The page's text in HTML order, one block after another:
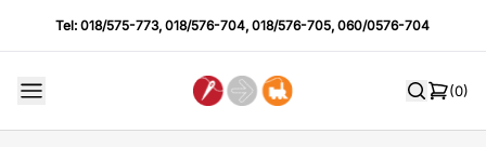
Tel:018/575-773,018/576-704,018/576-705,060/0576-704
(0)